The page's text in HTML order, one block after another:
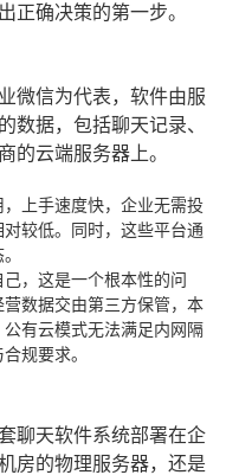
正确决策的第一步。
微信为代表，软件由服
数据，包括聊天记录、
的云端服务器上。
上手速度快，企业无需投
较低。同时，这些平台通
，这是一个根本性的问
数据交由第三方保管，本
有云模式无法满足内网隔
规要求。
聊天软件系统部署在企
房的物理服务器，还是